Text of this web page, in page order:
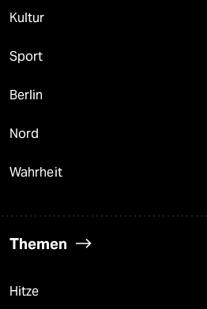
Kultur
Sport
Berlin
Nord
Wahrheit
Themen
Hitze